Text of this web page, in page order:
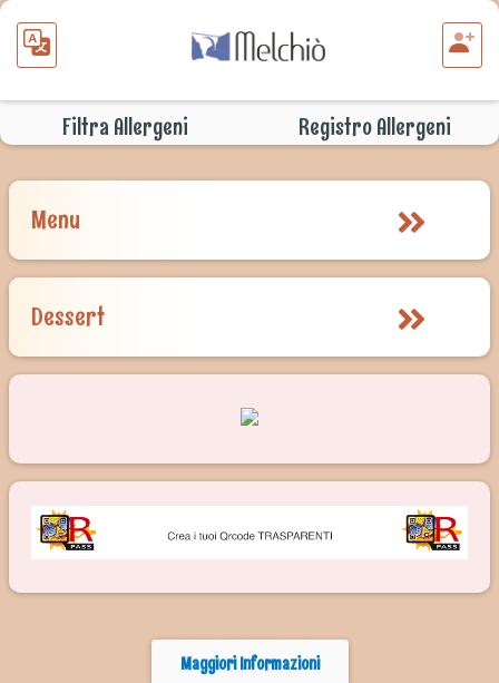
Filtra Allergeni Registro Allergeni
Menu
Dessert
Maggiori Informazioni